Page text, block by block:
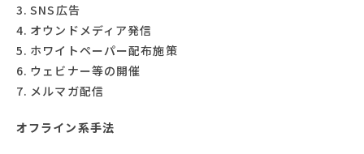
SNS広告
オウンドメディア発信
ホワイトペーパー配布施策
ウェビナー等の開催
メルマガ配信
オフライン系手法